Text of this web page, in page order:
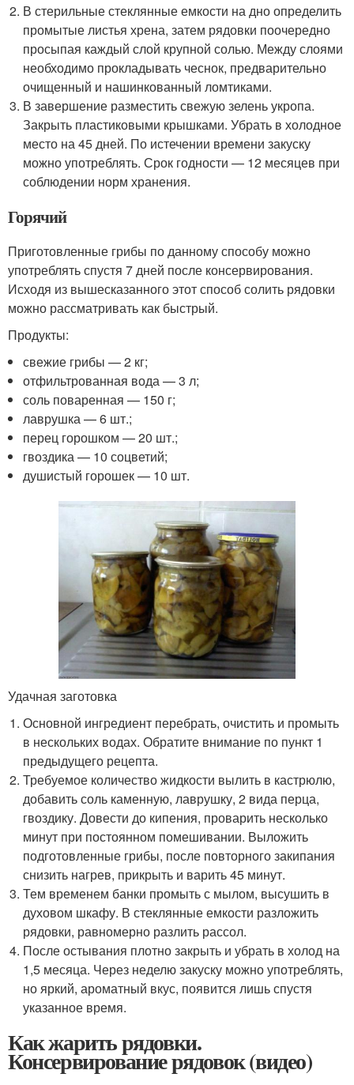
В стерильные стеклянные емкости на дно определить
промытые листья хрена, затем рядовки поочередно
просыпая каждый слой крупной солью. Между слоями
необходимо прокладывать чеснок, предварительно
очищенный и нашинкованный ломтиками.
В завершение разместить свежую зелень укропа.
Закрыть пластиковыми крышками. Убрать в холодное
место на 45 дней. По истечении времени закуску
можно употреблять. Срок годности — 12 месяцев при
соблюдении норм хранения.
Горячий
Приготовленные грибы по данному способу можно
употреблять спустя 7 дней после консервирования.
Исходя из вышесказанного этот способ солить рядовки
можно рассматривать как быстрый.
Продукты:
свежие грибы — 2 кг;
отфильтрованная вода — 3 л;
соль поваренная — 150 г;
лаврушка — 6 шт.;
перец горошком — 20 шт.;
гвоздика — 10 соцветий;
душистый горошек — 10 шт.
Удачная заготовка
Основной ингредиент перебрать, очистить и промыть
в нескольких водах. Обратите внимание по пункт 1
предыдущего рецепта.
Требуемое количество жидкости вылить в кастрюлю,
добавить соль каменную, лаврушку, 2 вида перца,
гвоздику. Довести до кипения, проварить несколько
минут при постоянном помешивании. Выложить
подготовленные грибы, после повторного закипания
снизить нагрев, прикрыть и варить 45 минут.
Тем временем банки промыть с мылом, высушить в
духовом шкафу. В стеклянные емкости разложить
рядовки, равномерно разлить рассол.
После остывания плотно закрыть и убрать в холод на
1,5 месяца. Через неделю закуску можно употреблять,
но яркий, ароматный вкус, появится лишь спустя
указанное время.
Как жарить рядовки.
Консервирование рядовок (видео)